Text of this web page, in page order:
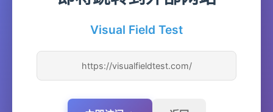
Visual Field Test
https://visualfieldtest.com/